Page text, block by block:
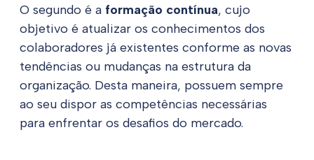
O segundo é a formação contínua, cujo
objetivo é atualizar os conhecimentos dos
colaboradores já existentes conforme as novas
tendências ou mudanças na estrutura da
organização. Desta maneira, possuem sempre
ao seu dispor as competências necessárias
para enfrentar os desafios do mercado.